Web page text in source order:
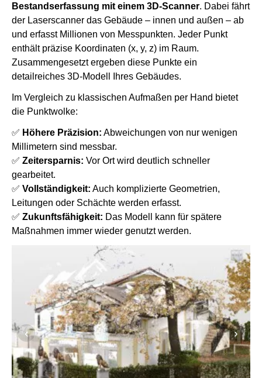
Bestandserfassung mit einem 3D-Scanner. Dabei fährt
der Laserscanner das Gebäude – innen und außen – ab
und erfasst Millionen von Messpunkten. Jeder Punkt
enthält präzise Koordinaten (x, y, z) im Raum.
Zusammengesetzt ergeben diese Punkte ein
detailreiches 3D-Modell Ihres Gebäudes.
Im Vergleich zu klassischen Aufmaßen per Hand bietet
die Punktwolke:
✅ Höhere Präzision: Abweichungen von nur wenigen
Millimetern sind messbar.
✅ Zeitersparnis: Vor Ort wird deutlich schneller
gearbeitet.
✅ Vollständigkeit: Auch komplizierte Geometrien,
Leitungen oder Schächte werden erfasst.
✅ Zukunftsfähigkeit: Das Modell kann für spätere
Maßnahmen immer wieder genutzt werden.
‹ ›